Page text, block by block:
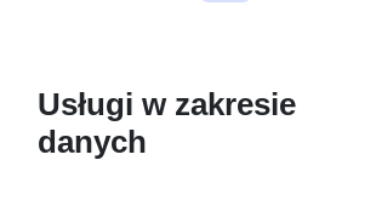
Usługi w zakresie
danych